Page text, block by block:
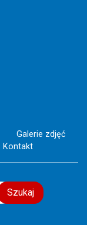
Galerie zdjęć
Kontakt
Szukaj